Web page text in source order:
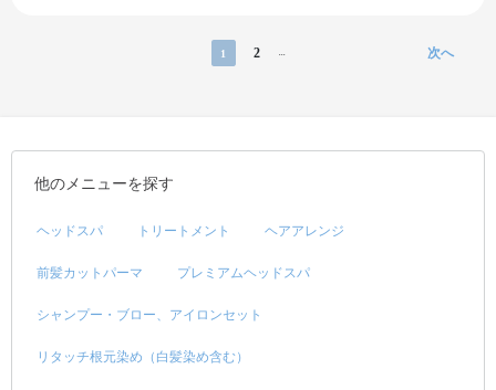
1 2 次へ
他のメニューを探す
ヘッドスパ トリートメント ヘアアレンジ
前髪カットパーマ プレミアムヘッドスパ
シャンプー・ブロー、アイロンセット
リタッチ根元染め（白髪染め含む）